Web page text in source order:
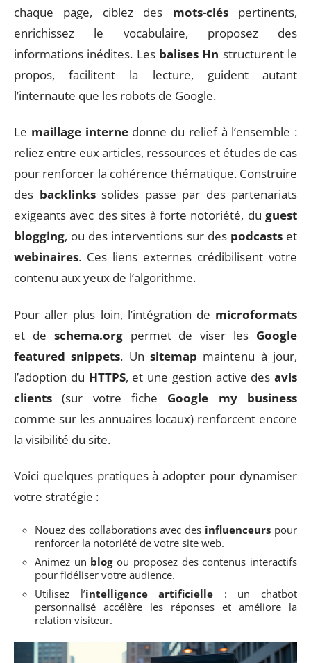
chaque page, ciblez des mots-cléspertinents,
enrichissez le vocabulaire, proposez des
informations inédites. Les balises Hn structurent le
propos, facilitent la lecture, guident autant
l’internaute que les robots de Google.
Le maillage internedonne du relief à l’ensemble :
reliez entre eux articles, ressources et études de cas
pour renforcer la cohérence thématique. Construire
des backlinkssolides passe par des partenariats
exigeants avec des sites à forte notoriété, du guest
blogging, ou des interventions sur des podcastset
webinaires. Ces liens externes crédibilisent votre
contenu aux yeux de l’algorithme.
Pour aller plus loin, l’intégration de microformats
et de schema.orgpermet de viser les Google
featured snippets. Unsitemap maintenu à jour,
l’adoption du HTTPS, et une gestion active des avis
clients (sur votre fiche Google my business
comme sur les annuaires locaux) renforcent encore
la visibilité du site.
Voici quelques pratiques à adopter pour dynamiser
votre stratégie :
Nouez des collaborations avec des influenceurs pour
renforcer la notoriété de votre site web.
Animez un blogou proposez des contenus interactifs
pour fidéliser votre audience.
Utilisez l’intelligence artificielle : un chatbot
personnalisé accélère les réponses et améliore la
relation visiteur.